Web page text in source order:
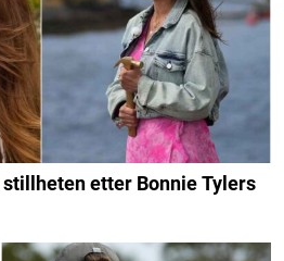
etter Bonnie Tylers